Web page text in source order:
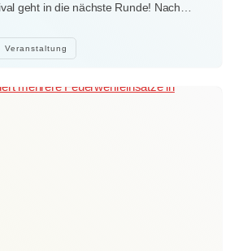
Veranstaltung
geht in die nächste Runde! Nach…